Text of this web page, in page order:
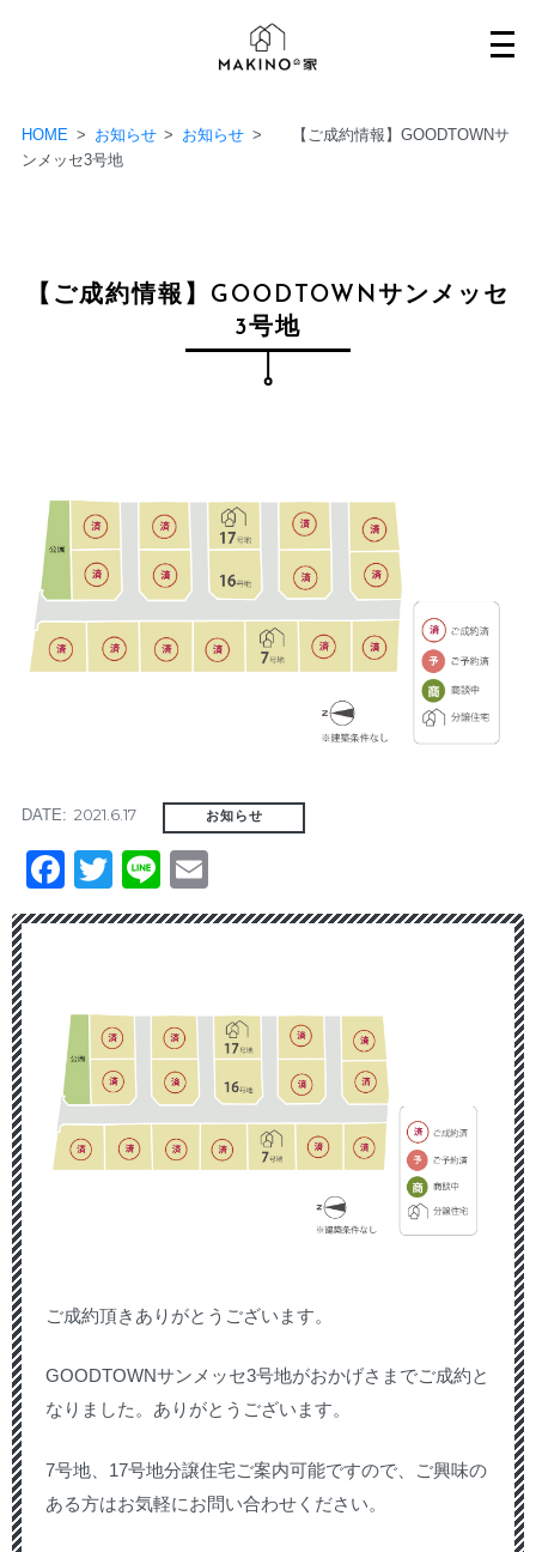
HOME > お知らせ > お知らせ >
【ご成約情報】GOODTOWNサ
ンメッセ3号地
【ご成約情報】GOODTOWNサンメッセ
3号地
DATE: 2021.6.17 お知らせ
Facebook
Twitter
Line
ご成約頂きありがとうございます。
GOODTOWNサンメッセ3号地がおかげさまでご成約と
なりました。ありがとうございます。
7号地、17号地分譲住宅ご案内可能ですので、ご興味の
ある方はお気軽にお問い合わせください。